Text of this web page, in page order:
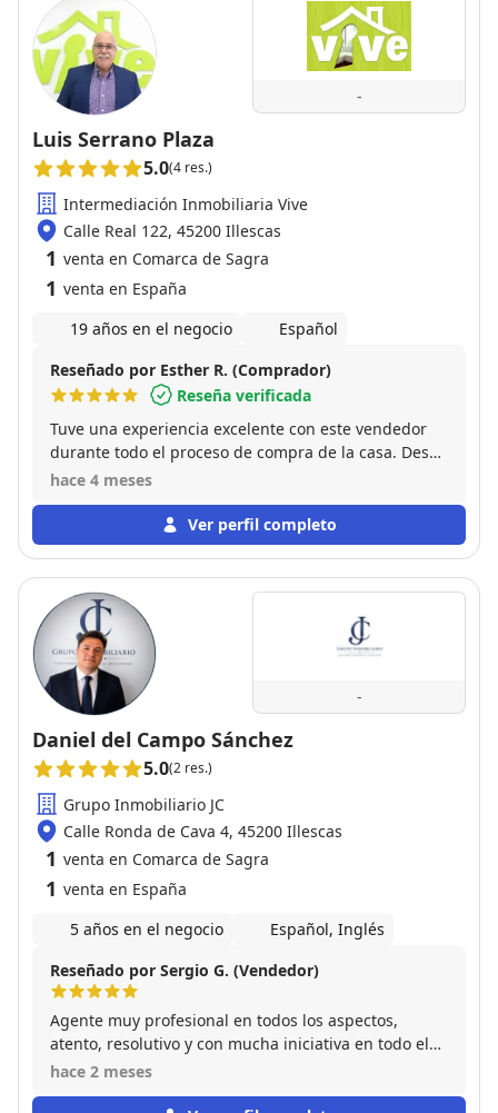
-
Luis Serrano Plaza
5.0(4 res.)
Intermediación Inmobiliaria Vive
Calle Real 122, 45200 Illescas
1 venta en Comarca de Sagra
1 venta en España
19 años en el negocio
Español
Reseñado por Esther R. (Comprador)
Reseña verificada
Tuve una experiencia excelente con este vendedor
durante todo el proceso de compra de la casa. Desde
el primer momento demostró ser una persona
Siempre estuvo disponible para resolver dudas,
explicar cada detalle y facilitar todos los trámites, lo
llevadero. Además, destacó por su honestidad y
claridad a la hora de presentar la propiedad, sin
generar falsas expectativas, algo que se agradece
muchísimo en una decisión tan importante. El
proceso fue ágil, bien organizado y sin sorpresas
desagradables. Sin duda, recomendaría a este
vendedor a cualquier persona que esté buscando
comprar una vivienda con confianza y tranquilidad.
Una experiencia muy positiva de principio a fin.
hace 4 meses
Ver perfil completo
-
Daniel del Campo Sánchez
5.0(2 res.)
Grupo Inmobiliario JC
Calle Ronda de Cava 4, 45200 Illescas
1 venta en Comarca de Sagra
1 venta en España
5 años en el negocio
Español, Inglés
Reseñado por Sergio G. (Vendedor)
Agente muy profesional en todos los aspectos,
atento, resolutivo y con mucha iniciativa en todo el
proceso además de agilizarlo todo lo posible.
hace 2 meses